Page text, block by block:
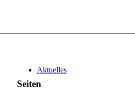
Aktuelles
Seiten